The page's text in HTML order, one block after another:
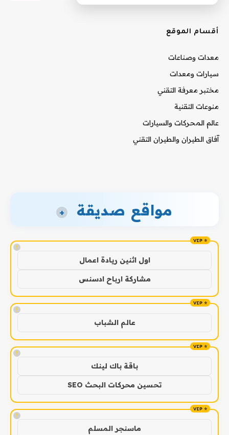
أقسام الموقع
معدات وصناعات
سيارات ومعدات
مختبر معرفة التقني
منوعات التقنية
عالم المحركات والسيارات
آفاق الطيران والطيران التقني
مواقع صديقة +
!
اول اثنين ريادة اعمال
مشاركة ارباح ادسنس
!
عالم الشباب
!
باقة باك لينك
تحسين محركات البحث SEO
!
ماسنجر المسلم